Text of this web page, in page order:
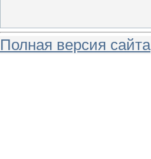
Полная версия сайта